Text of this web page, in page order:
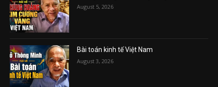
August 5, 2026
Bài toán kinh tế Việt Nam
August 3, 2026